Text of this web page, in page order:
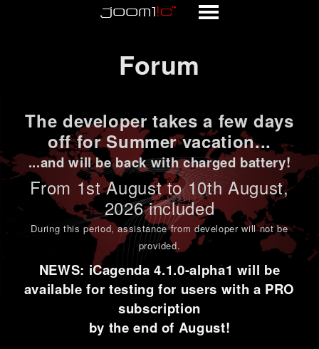
Forum
The developer takes a few days
off for Summer vacation...
...and will be back with charged battery!
From 1stAugust to 10th August,
2026 included
During this period,assistance from developer will not be
provided.
NEWS: iCagenda 4.1.0-alpha1 will be
available for testing for users with a PRO
subscription
by the end of August!